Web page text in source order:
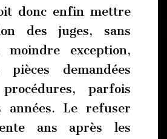
donc enfin mettre
des juges, sans
exception,
demandées
parfois
années. Le refuser
ans après les